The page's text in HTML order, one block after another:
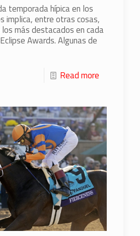
temporada hípica en los
implica, entre otras cosas,
más destacados en cada
Awards. Algunas de
Read more